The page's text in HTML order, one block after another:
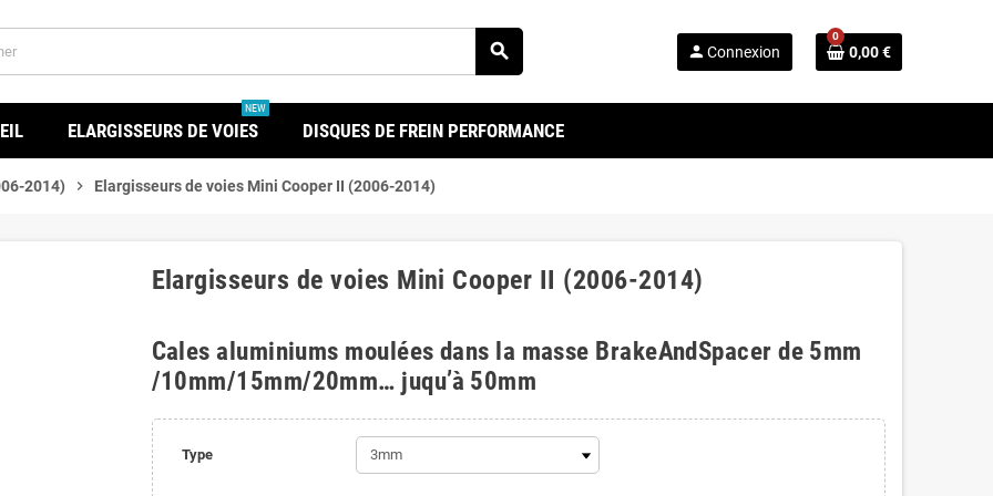
search person Connexion
0
0,00 €
ELARGISSEURS DE VOIES
NEW
DISQUES DE FREIN PERFORMANCE
2014) chevron_right Elargisseurs de voies Mini Cooper II (2006-2014)
Elargisseurs de voies Mini Cooper II (2006-2014)
Cales aluminiums moulées dans la masse BrakeAndSpacer de 5mm
/10mm/15mm/20mm… juqu’à 50mm
Type